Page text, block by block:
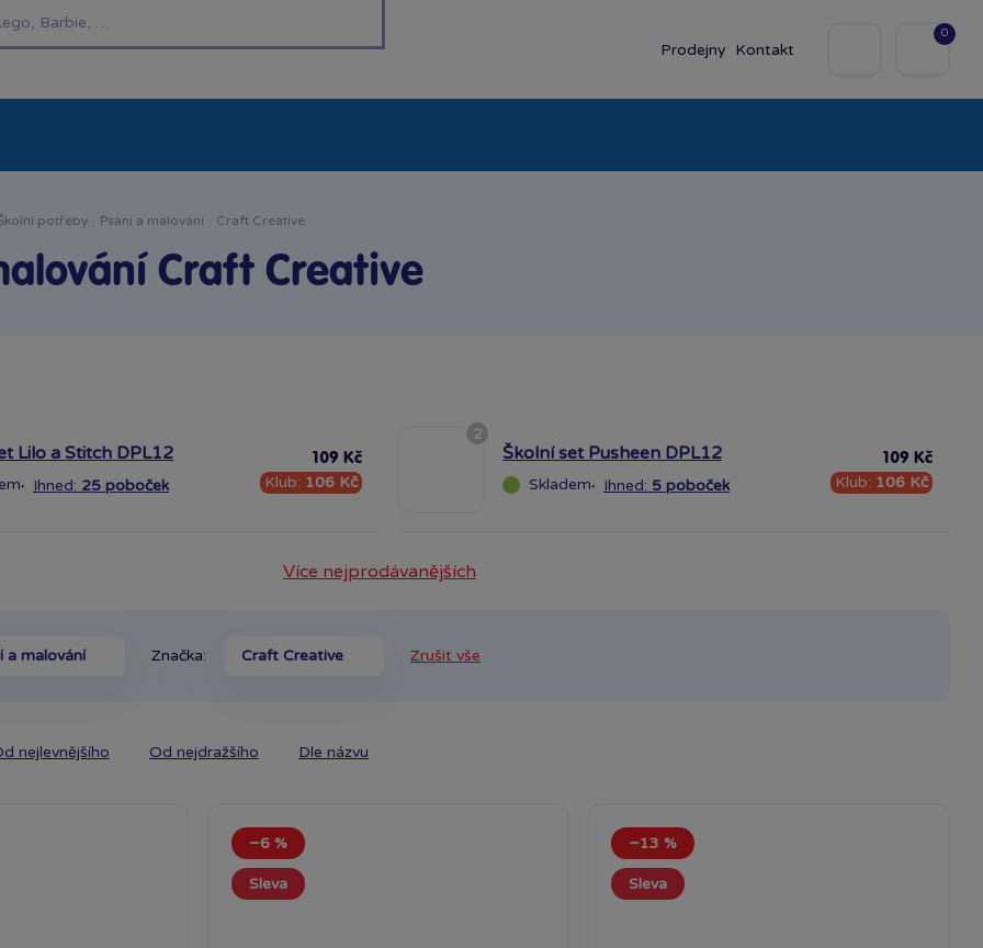
Prodejny Kontakt
0
potřeby · Psaní a malování · Craft Creative
Craft Creative
Lilo a Stitch DPL12
· Ihned: 25 poboček
109 Kč
Klub: 106 Kč
2
Školní set Pusheen DPL12
Skladem· Ihned: 5 poboček
109 Kč
Klub: 106 Kč
Více nejprodávanějších
a malování Značka: Craft Creative Zrušit vše
nejlevnějšího Od nejdražšího Dle názvu
−6 %
Sleva
−13 %
Sleva